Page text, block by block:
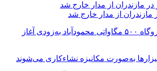
فاز نخست نیروگاه ۵۰۰ مگاواتی محمودآباد به‌زودی آغاز